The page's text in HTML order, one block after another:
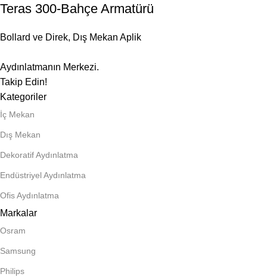
Teras 300-Bahçe Armatürü
Bollard ve Direk, Dış Mekan Aplik
Aydınlatmanın Merkezi.
Takip Edin!
Kategoriler
İç Mekan
Dış Mekan
Dekoratif Aydınlatma
Endüstriyel Aydınlatma
Ofis Aydınlatma
Markalar
Osram
Samsung
Philips